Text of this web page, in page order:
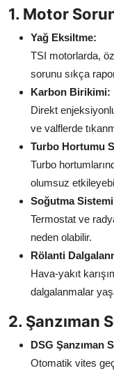
Dizel Sistemler
Multimedya &
1. Motor
Yağ Eksiltme:
TSI motorlarda,
sorunu sıkça
Karbon Birikimi:
Direkt
ve valflerde
Turbo Hortumu
Turbo
olumsuz
Soğutma
Termostat ve
neden olabilir.
Rölanti
Hava-yakıt
dalgalanmalar
2. Şanzıman
DSG Şanzıman
Otomatik vites